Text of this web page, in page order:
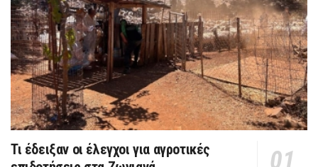
Τι έδειξαν οι έλεγχοι για αγροτικές